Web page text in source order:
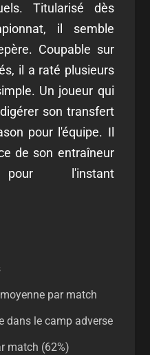
Titularisé dès
il semble
Coupable sur
il a raté plusieurs
Un joueur qui
son transfert
pour l'équipe. Il
de son entraîneur
l'instant
par match
dans le camp adverse
match (62%)